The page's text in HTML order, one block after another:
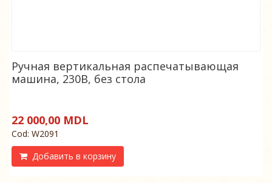
Ручная вертикальная распечатывающая
машина, 230В, без стола
22 000,00 MDL
Cod: W2091
Добавить в корзину